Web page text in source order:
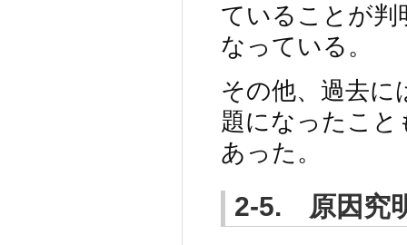
ていることが判
なっている。
その他、過去に
題になったこと
あった。
2-5. 原因究